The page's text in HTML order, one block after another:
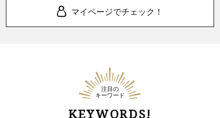
マイページでチェック！
注目の
キーワード
KEYWORDS!